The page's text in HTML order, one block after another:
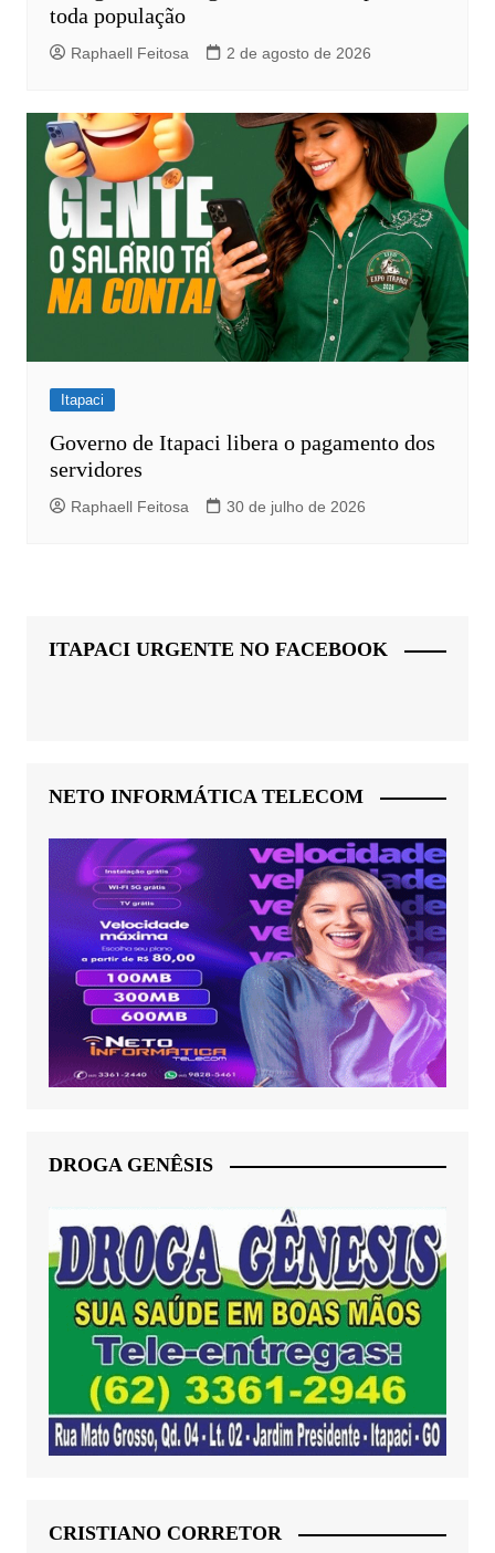
toda população
Raphaell Feitosa 2 de agosto de 2026
Itapaci
Governo de Itapaci libera o pagamento dos
servidores
Raphaell Feitosa 30 de julho de 2026
ITAPACI URGENTE NO FACEBOOK
NETO INFORMÁTICA TELECOM
DROGA GENÊSIS
CRISTIANO CORRETOR